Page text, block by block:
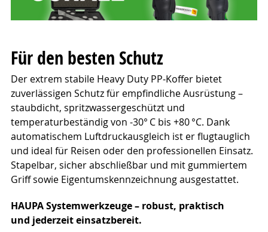
Für den besten Schutz
Der extrem stabile Heavy Duty PP-Koffer bietet
zuverlässigen Schutz für empfindliche Ausrüstung –
staubdicht, spritzwassergeschützt und
temperaturbeständig von -30° C bis +80 °C. Dank
automatischem Luftdruckausgleich ist er flugtauglich
und ideal für Reisen oder den professionellen Einsatz.
Stapelbar, sicher abschließbar und mit gummiertem
Griff sowie Eigentumskennzeichnung ausgestattet.
HAUPA Systemwerkzeuge – robust, praktisch
und jederzeit einsatzbereit.